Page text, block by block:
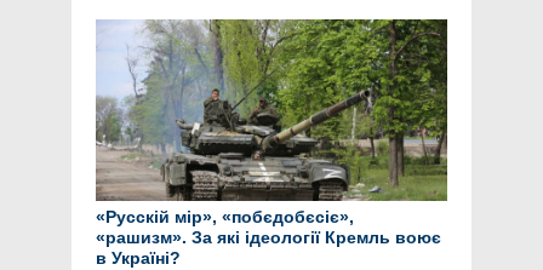
«Русскій мір», «побєдобєсіє»,
«рашизм». За які ідеології Кремль воює
в Україні?